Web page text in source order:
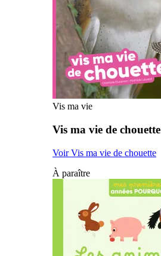
Vis ma vie
Vis ma vie de chouette
Voir Vis ma vie de chouette
À paraître